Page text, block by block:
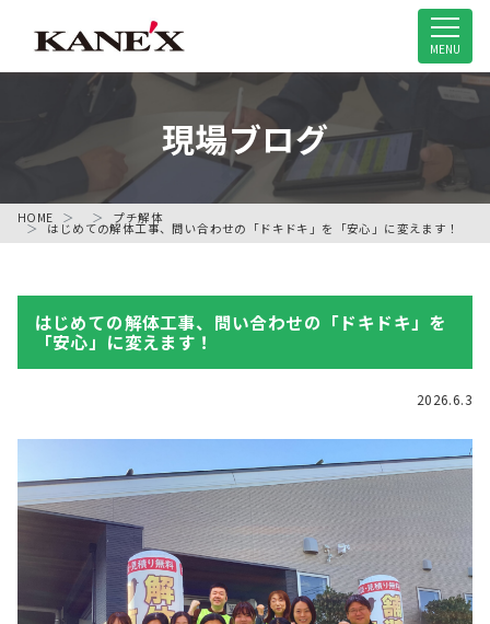
米子市の解体工事専門MENU
現場ブログ
HOME プチ解体
はじめての解体工事、問い合わせの「ドキドキ」を「安心」に変えます！
はじめての解体工事、問い合わせの「ドキドキ」を
「安心」に変えます！
2026.6.3